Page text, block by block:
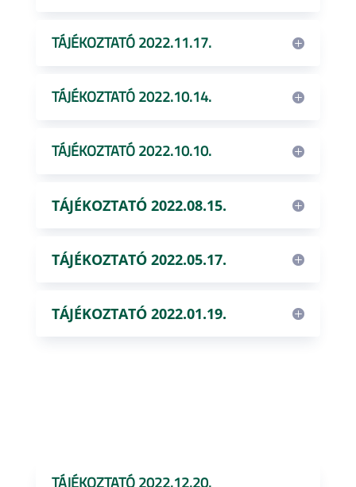
TÁJÉKOZTATÓ 2022.11.17.
TÁJÉKOZTATÓ 2022.10.14.
TÁJÉKOZTATÓ 2022.10.10.
TÁJÉKOZTATÓ 2022.08.15.
TÁJÉKOZTATÓ 2022.05.17.
TÁJÉKOZTATÓ 2022.01.19.
TÁJÉKOZTATÓ 2022.12.20.